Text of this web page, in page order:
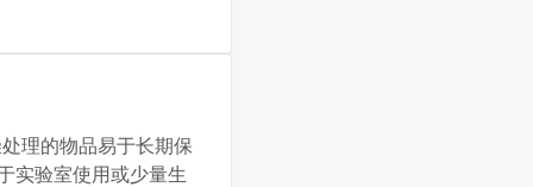
理的物品易于长期保
实验室使用或少量生